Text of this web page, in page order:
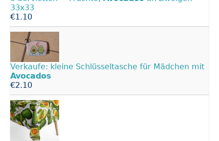
33x33
€1.10
Verkaufe: kleine Schlüsseltasche für Mädchen mit
Avocados
€2.10